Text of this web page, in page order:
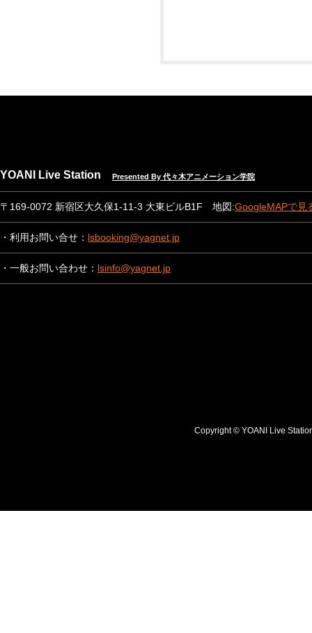
YOANI Live Station Presented By 代々木アニメーション学院
〒169-0072 新宿区大久保1-11-3 大東ビルB1F 地図:GoogleMAPで見
・利用お問い合せ： lsbooking@yagnet.jp
・一般お問い合わせ： lsinfo@yagnet.jp
Copyright © YOANI Live